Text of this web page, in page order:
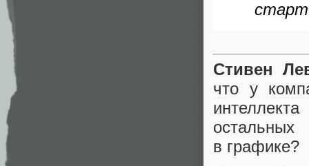
старт
Стивен
что у
в графике?